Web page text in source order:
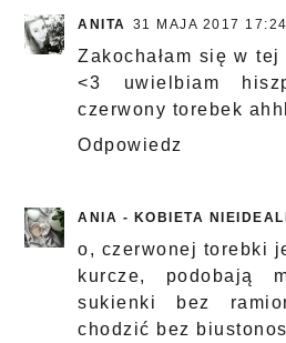
ANITA 31 MAJA 2017 17:24
Zakochałam się w
<3 uwielbiam
czerwony torebek
Odpowiedz
ANIA - KOBIETA
o, czerwonej torebki
kurcze,
sukienki bez
chodzić bez